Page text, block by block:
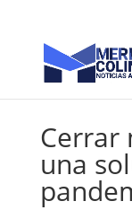
Cerrar
una